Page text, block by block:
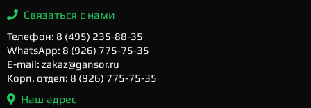
Связаться с нами
Телефон: 8 (495) 235-88-35
WhatsApp: 8 (926) 775-75-35
E-mail: zakaz@gansor.ru
Корп. отдел: 8 (926) 775-75-35
Наш адрес